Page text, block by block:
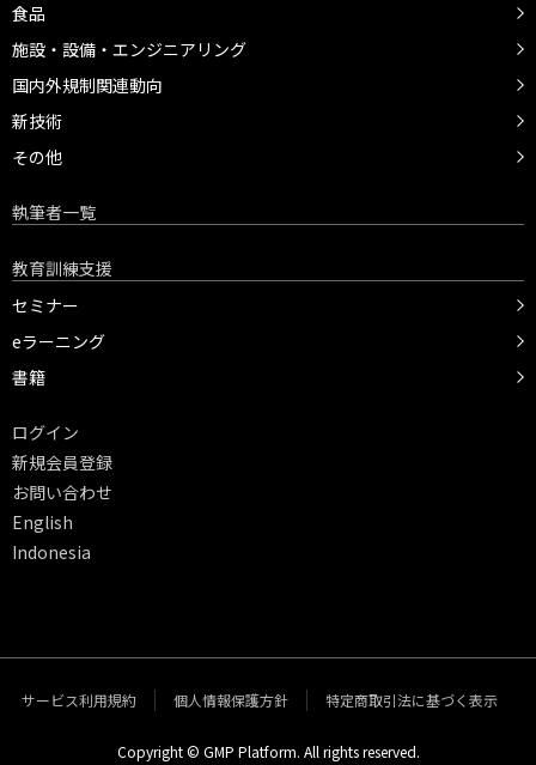
食品
施設・設備・エンジニアリング
国内外規制関連動向
新技術
その他
執筆者一覧
教育訓練支援
セミナー
eラーニング
書籍
ログイン
新規会員登録
お問い合わせ
English
Indonesia
サービス利用規約 個人情報保護方針 特定商取引法に基づく表示
Copyright © GMP Platform. All rights reserved.